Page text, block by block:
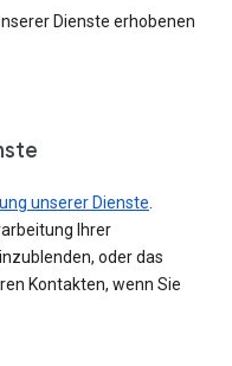
Dienste erhobenen
unserer Dienste
Ihrer
oder das
Kontakten, wenn Sie